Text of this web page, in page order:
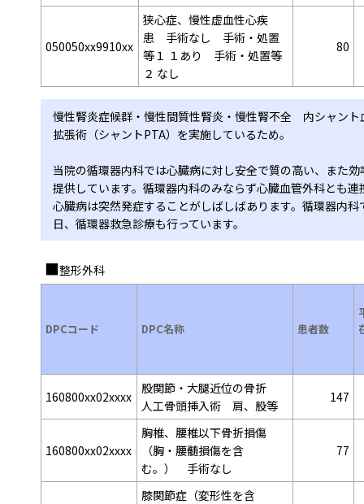
050050xx9910xx
狭心症、慢性虚血性心疾
患 手術なし 手術・処置
等１ １あり 手術・処置等
２ なし
80
慢性腎炎症候群・慢性間質性腎炎・慢性腎不全 内シャン
拡張術（シャントPTA）を実施しているため。
当院の循環器内科では心臓病に対し安全で質の高い、また
提供しています。循環器内科のみならず心臓血管外科とも
心臓病は突然発症することがしばしばあります。循環器内
日、循環器救急診療も行っています。
整形外科
DPCコード DPC名称 患者数
160800xx02xxxx
股関節・大腿近位の骨折
人工骨頭挿入術 肩、股等
147
160800xx02xxxx
胸椎、腰椎以下骨折損傷
（胸・腰髄損傷を含
む。） 手術なし
77
膝関節症（変形性を含